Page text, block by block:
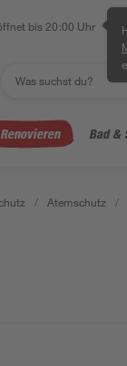
bis 20:00 Uhr
Bad &
/ Atemschutz /